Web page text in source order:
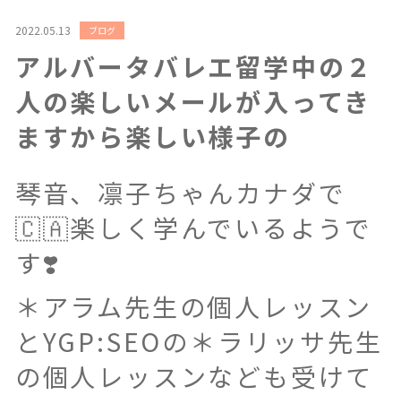
2022.05.13 ブログ
アルバータバレエ留学中の２
人の楽しいメールが入ってき
ますから楽しい様子の
琴音、凛子ちゃんカナダで
🇨🇦楽しく学んでいるようで
す❣️
＊アラム先生の個人レッスン
とYGP:SEOの＊ラリッサ先生
の個人レッスンなども受けて